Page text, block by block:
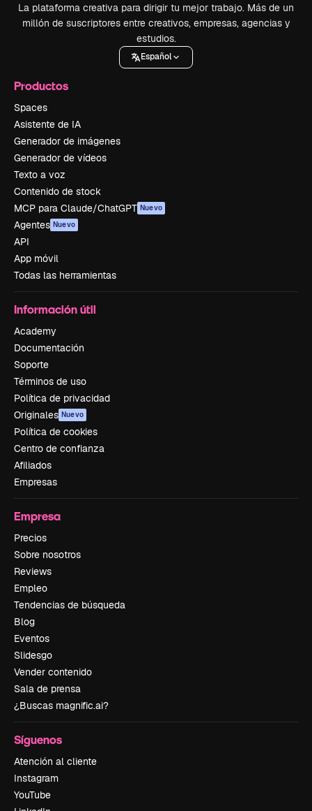
La plataforma creativa para dirigir tu mejor trabajo. Más de un
millón de suscriptores entre creativos, empresas, agencias y
estudios.
Español
Productos
Spaces
Asistente de IA
Generador de imágenes
Generador de vídeos
Texto a voz
Contenido de stock
MCP para Claude/ChatGPT Nuevo
Agentes Nuevo
API
App móvil
Todas las herramientas
Información útil
Academy
Documentación
Soporte
Términos de uso
Política de privacidad
Originales Nuevo
Política de cookies
Centro de confianza
Afiliados
Empresas
Empresa
Precios
Sobre nosotros
Reviews
Empleo
Tendencias de búsqueda
Blog
Eventos
Slidesgo
Vender contenido
Sala de prensa
¿Buscas magnific.ai?
Síguenos
Atención al cliente
Instagram
YouTube